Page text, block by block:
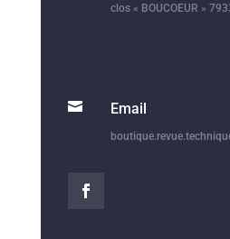
clos « BOUCOEUR »
 Email